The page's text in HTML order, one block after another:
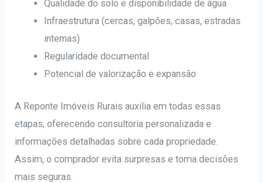
Qualidade do solo e disponibilidade de água
Infraestrutura (cercas, galpões, casas, estradas
internas)
Regularidade documental
Potencial de valorização e expansão
A Reponte Imóveis Rurais auxilia em todas essas
etapas, oferecendo consultoria personalizada e
informações detalhadas sobre cada propriedade.
Assim, o comprador evita surpresas e toma decisões
mais seguras.